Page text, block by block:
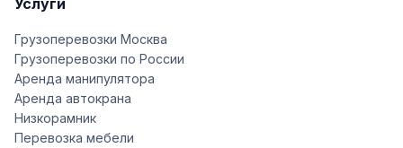
Услуги
Грузоперевозки Москва
Грузоперевозки по России
Аренда манипулятора
Аренда автокрана
Низкорамник
Перевозка мебели